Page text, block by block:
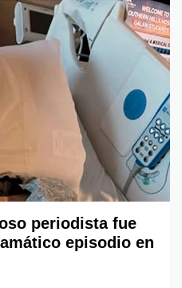
periodista fue
episodio en